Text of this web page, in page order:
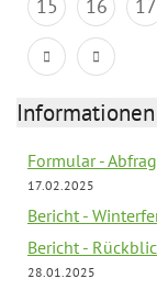
15
16 17
Formular -
17.02.2025
Bericht -
Bericht -
28.01.2025